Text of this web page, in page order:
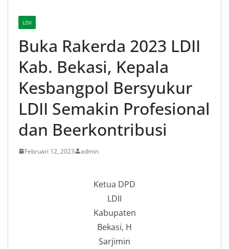
LDII
Buka Rakerda 2023 LDII
Kab. Bekasi, Kepala
Kesbangpol Bersyukur
LDII Semakin Profesional
dan Beerkontribusi
Februari 12, 2023 admin
Ketua DPD
LDII
Kabupaten
Bekasi, H
Sarjimin